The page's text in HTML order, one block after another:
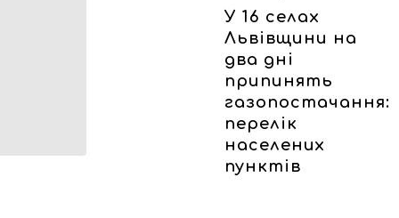
У 16 селах
Львівщини на
два дні
припинять
газопостачання:
перелік
населених
пунктів